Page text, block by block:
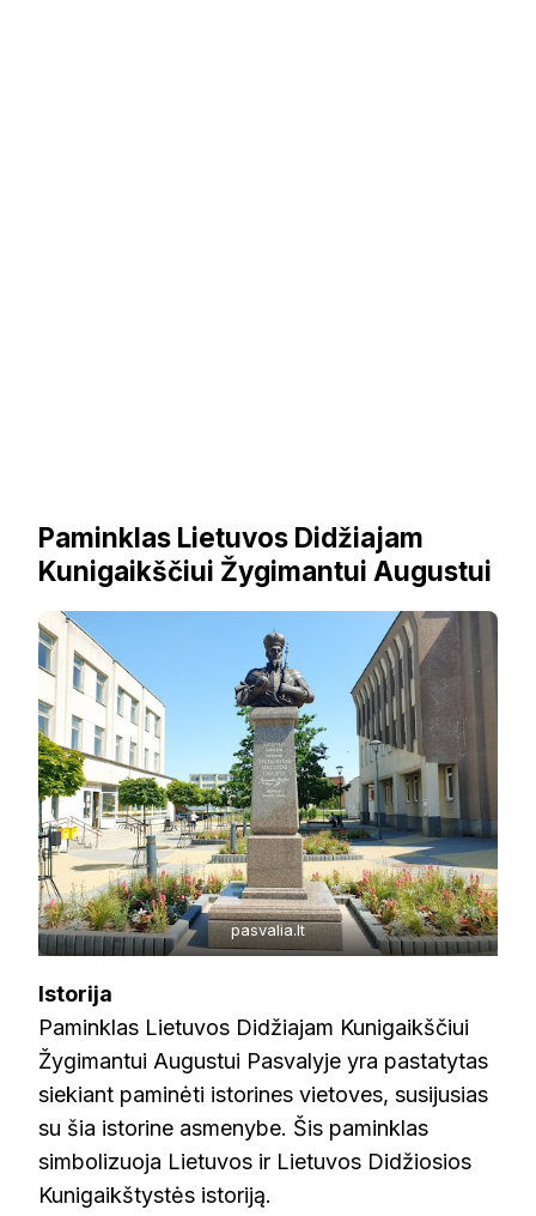
Paminklas Lietuvos Didžiajam
Kunigaikščiui Žygimantui Augustui
pasvalia.lt
Istorija
Paminklas Lietuvos Didžiajam Kunigaikščiui
Žygimantui Augustui Pasvalyje yra pastatytas
siekiant paminėti istorines vietoves, susijusias
su šia istorine asmenybe. Šis paminklas
simbolizuoja Lietuvos ir Lietuvos Didžiosios
Kunigaikštystės istoriją.